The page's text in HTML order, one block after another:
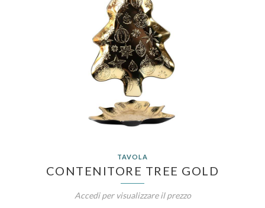
TAVOLA
CONTENITORE TREE GOLD
Accedi per visualizzare il prezzo